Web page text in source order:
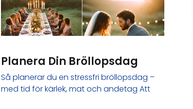
Planera Din Bröllopsdag
Så planerar du en stressfri bröllopsdag –
med tid för kärlek, mat och andetag Att